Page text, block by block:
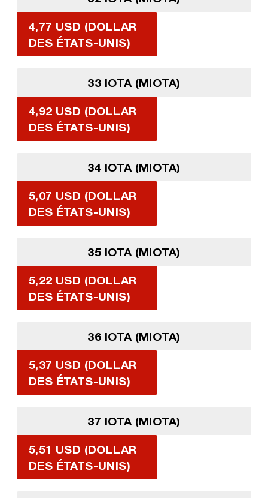
4,77 USD (DOLLAR
DES ÉTATS-UNIS)
33 IOTA (MIOTA)
4,92 USD (DOLLAR
DES ÉTATS-UNIS)
34 IOTA (MIOTA)
5,07 USD (DOLLAR
DES ÉTATS-UNIS)
35 IOTA (MIOTA)
5,22 USD (DOLLAR
DES ÉTATS-UNIS)
36 IOTA (MIOTA)
5,37 USD (DOLLAR
DES ÉTATS-UNIS)
37 IOTA (MIOTA)
5,51 USD (DOLLAR
DES ÉTATS-UNIS)